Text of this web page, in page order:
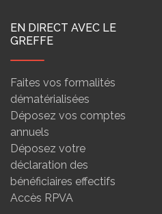
EN DIRECT AVEC LE
GREFFE
Faites vos formalités
dématérialisées
Déposez vos comptes
annuels
Déposez votre
déclaration des
bénéficiaires effectifs
Accès RPVA